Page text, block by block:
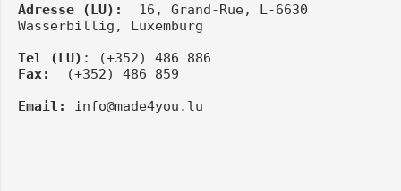
Adresse (LU):
16, Grand-Rue, L-6630
Wasserbillig, Luxemburg
Tel
(LU) : (+352) 486 886
Fax:
(+352) 486 859
Email:
info@made4you.lu